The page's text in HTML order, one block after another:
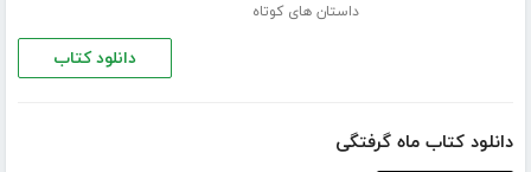
داستان های کوتاه
دانلود کتاب
دانلود کتاب ماه گرفتگی